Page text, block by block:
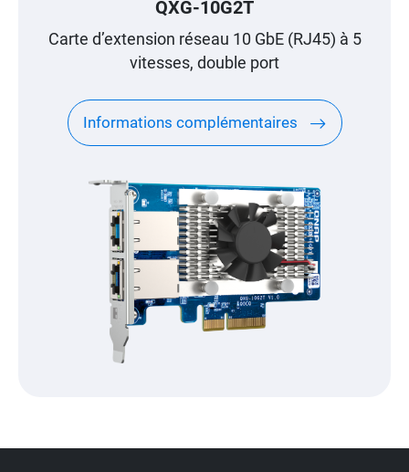
QXG-10G2T
Carte d’extension réseau 10 GbE (RJ45) à 5
vitesses, double port
Informations complémentaires